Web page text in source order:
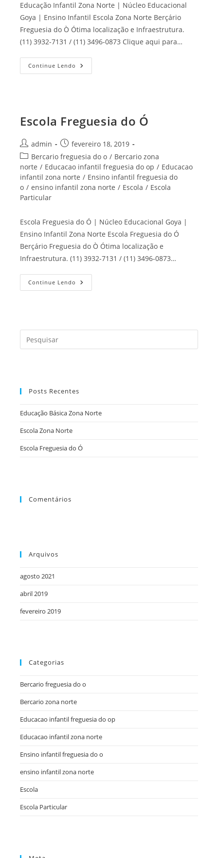
Educação Infantil Zona Norte | Núcleo Educacional
Goya | Ensino Infantil Escola Zona Norte Berçário
Freguesia do Ò Ótima localização e Infraestrutura.
(11) 3932-7131 / (11) 3496-0873 Clique aqui para…
Continue Lendo Escola
Zona
Escola Freguesia do Ó
Autor
do
post:
admin
Post
publicado:
fevereiro 18, 2019
Categoria
do
post:
Bercario freguesia do o / Bercario zona
norte / Educacao infantil freguesia do op / Educacao
infantil zona norte / Ensino infantil freguesia do
o / ensino infantil zona norte / Escola / Escola
Particular
Escola Freguesia do Ó | Núcleo Educacional Goya |
Ensino Infantil Zona Norte Escola Freguesia do Ó
Berçário Freguesia do Ò Ótima localização e
Infraestrutura. (11) 3932-7131 / (11) 3496-0873…
Continue Lendo Escola
Freguesia
a
Posts Recentes
Educação Básica Zona Norte
Escola Zona Norte
Escola Freguesia do Ó
Comentários
Arquivos
agosto 2021
abril 2019
fevereiro 2019
Categorias
Bercario freguesia do o
Bercario zona norte
Educacao infantil freguesia do op
Educacao infantil zona norte
Ensino infantil freguesia do o
ensino infantil zona norte
Escola
Escola Particular